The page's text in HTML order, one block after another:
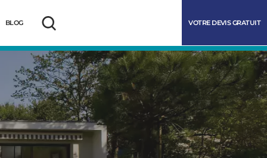
BLOG
Rechercher
VOTRE DEVIS GRATUIT